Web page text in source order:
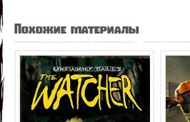
Похожие материалы